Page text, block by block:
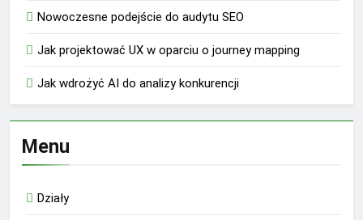
Nowoczesne podejście do audytu SEO
Jak projektować UX w oparciu o journey mapping
Jak wdrożyć AI do analizy konkurencji
Menu
Działy